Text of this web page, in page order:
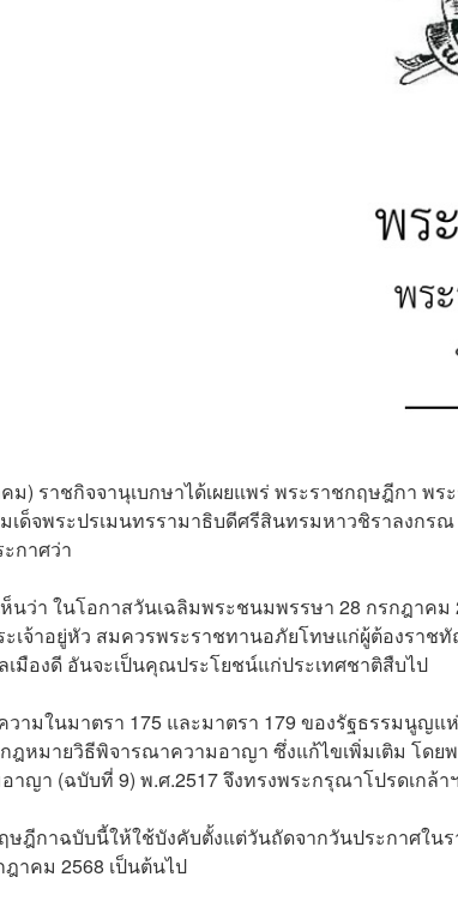
ม) ราชกิจจานุเบกษาได้เผยแพร่ พระราชกฤษฎีกา พ
เด็จพระปรเมนทรรามาธิบดีศรีสินทรมหาวชิราลงกร
กาศว่า
นว่า ในโอกาสวันเฉลิมพระชนมพรรษา 28 กรกฎาค
ะเจ้าอยู่หัว สมควรพระราชทานอภัยโทษแก่ผู้ต้องรา
มืองดี อันจะเป็นคุณประโยชน์แก่ประเทศชาติสืบไป
ามในมาตรา 175 และมาตรา 179 ของรัฐธรรมนูญ
ฎหมายวิธีพิจารณาความอาญา ซึ่งแก้ไขเพิ่มเติม โด
ญา (ฉบับที่ 9) พ.ศ.2517 จึงทรงพระกรุณาโปรดเกล้
ษฎีกาฉบับนี้ให้ใช้บังคับตั้งแต่วันถัดจากวันประกาศใน
าคม 2568 เป็นต้นไป